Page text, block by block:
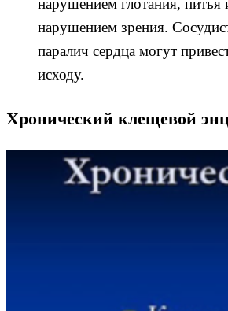
нарушением глотания, питья
нарушением зрения.
паралич сердца могут
исходу.
Хронический клещевой